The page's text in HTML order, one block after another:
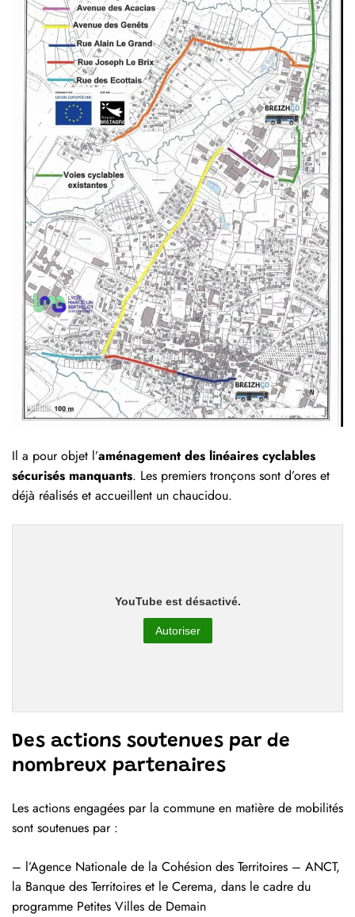
Il a pour objet l’aménagement des linéaires cyclables
sécurisés manquants. Les premiers tronçons sont d’ores et
déjà réalisés et accueillent un chaucidou.
YouTube est désactivé.
Autoriser
Des actions soutenues par de
nombreux partenaires
Les actions engagées par la commune en matière de mobilités
sont soutenues par :
– l’Agence Nationale de la Cohésion des Territoires – ANCT,
la Banque des Territoires et le Cerema, dans le cadre du
programme Petites Villes de Demain